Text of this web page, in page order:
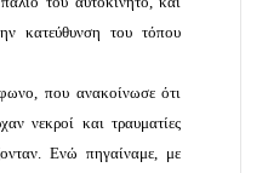
κατεύθυνση του τόπου
που ανακοίνωσε ότι
νεκροί και τραυματίες
Ενώ πηγαίναμε, με